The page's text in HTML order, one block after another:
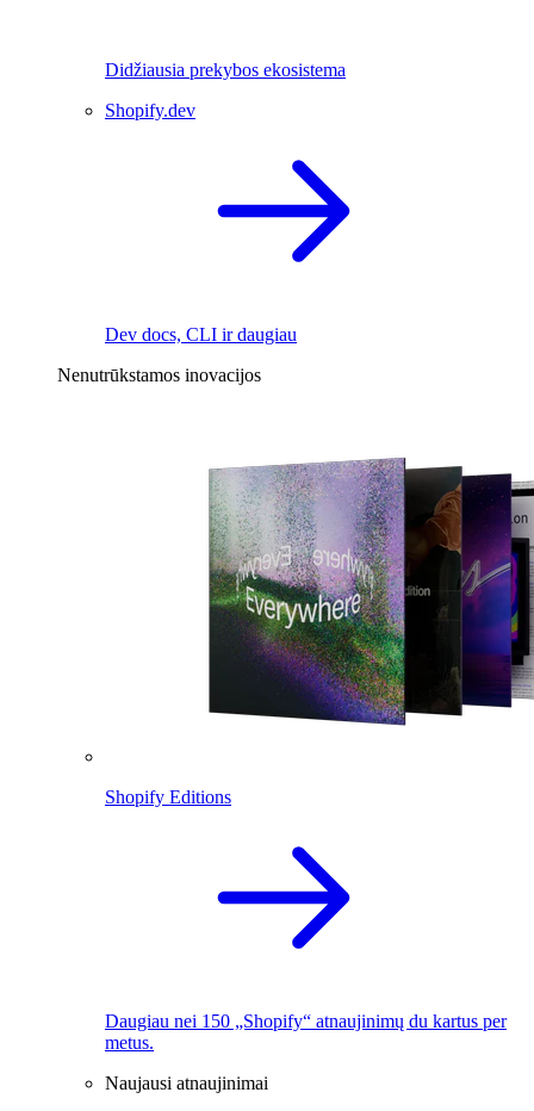
Didžiausia prekybos ekosistema
Shopify.dev
Dev docs, CLI ir daugiau
Nenutrūkstamos inovacijos
Shopify Editions
Daugiau nei 150 „Shopify“ atnaujinimų du kartus per
metus.
Naujausi atnaujinimai